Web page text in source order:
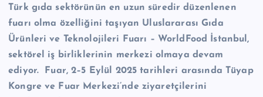
M
e
r
k
Türk gıda sektörünün en uzun süredir düzenlenen
fuarı olma özelliğini taşıyan Uluslararası Gıda
Ürünleri ve Teknolojileri Fuarı – WorldFood İstanbul,
sektörel iş birliklerinin merkezi olmaya devam
ediyor. Fuar, 2–5 Eylül 2025 tarihleri arasında Tüyap
Kongre ve Fuar Merkezi’nde ziyaretçilerini